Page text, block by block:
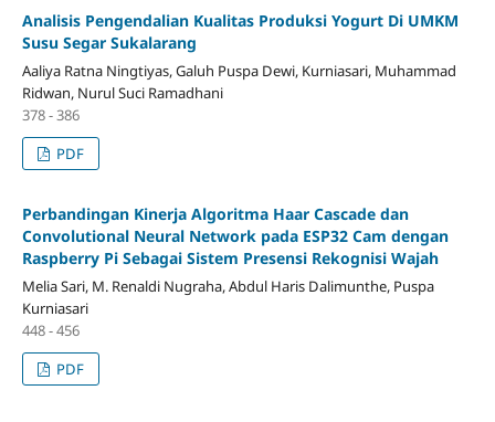
Analisis Pengendalian Kualitas Produksi Yogurt Di UMKM
Susu Segar Sukalarang
Aaliya Ratna Ningtiyas, Galuh Puspa Dewi, Kurniasari, Muhammad
Ridwan, Nurul Suci Ramadhani
378 - 386
PDF
Perbandingan Kinerja Algoritma Haar Cascade dan
Convolutional Neural Network pada ESP32 Cam dengan
Raspberry Pi Sebagai Sistem Presensi Rekognisi Wajah
Melia Sari, M. Renaldi Nugraha, Abdul Haris Dalimunthe, Puspa
Kurniasari
448 - 456
PDF